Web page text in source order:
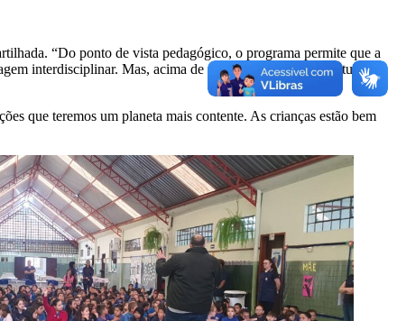
“Do ponto de vista pedagógico, o programa permite que a
interdisciplinar. Mas, acima de tudo, a mudança de postura, o
que teremos um planeta mais contente. As crianças estão bem